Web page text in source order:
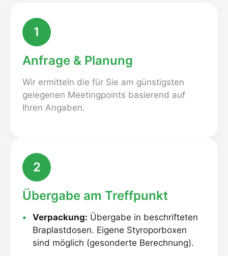
1
Anfrage & Planung
Wir ermitteln die für Sie am günstigsten
gelegenen Meetingpoints basierend auf
Ihren Angaben.
2
Übergabe am Treffpunkt
Verpackung: Übergabe in beschrifteten
Braplastdosen. Eigene Styroporboxen
sind möglich (gesonderte Berechnung).